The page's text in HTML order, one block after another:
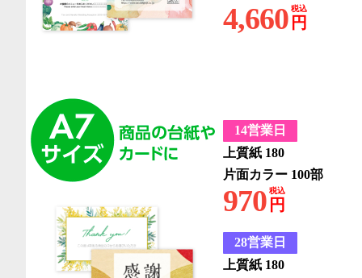
4,660 税込
円
14営業日
上質紙 180
片面カラー 100部
970 税込
円
28営業日
上質紙 180